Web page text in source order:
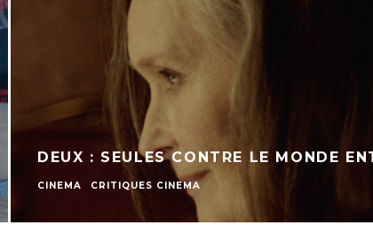
DEUX : SEULES CONTRE LE MONDE
CINEMA CRITIQUES CINEMA